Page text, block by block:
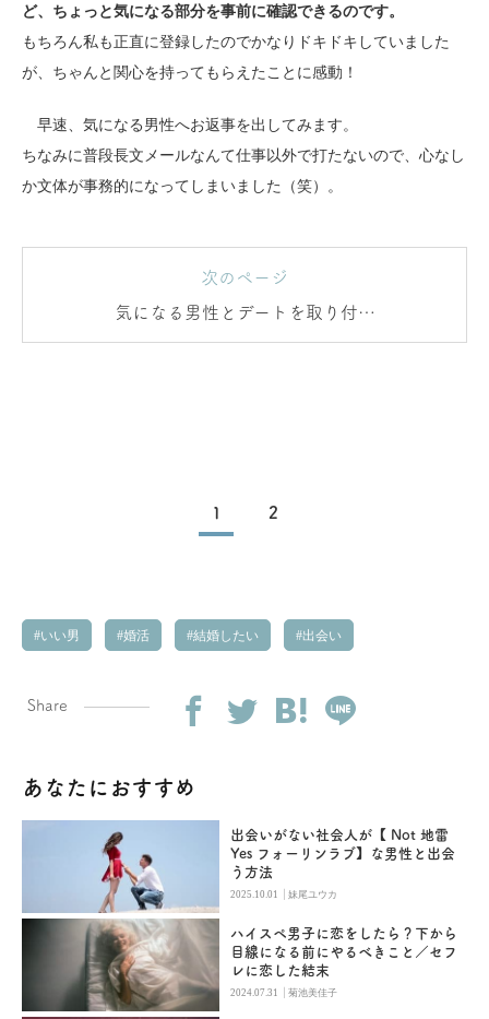
ど、ちょっと気になる部分を事前に確認できるのです。
もちろん私も正直に登録したのでかなりドキドキしていました
が、ちゃんと関心を持ってもらえたことに感動！
早速、気になる男性へお返事を出してみます。
ちなみに普段長文メールなんて仕事以外で打たないので、心なし
か文体が事務的になってしまいました（笑）。
次のページ
気になる男性とデートを取り付け
よう！
1 2
いい男 婚活 結婚したい 出会い
Share
あなたにおすすめ
出会いがない社会人が【 Not 地雷
Yes フォーリンラブ】な男性と出会
う方法
2025.10.01 |妹尾ユウカ
ハイスペ男子に恋をしたら？下から
目線になる前にやるべきこと／セフ
レに恋した結末
2024.07.31 |菊池美佳子